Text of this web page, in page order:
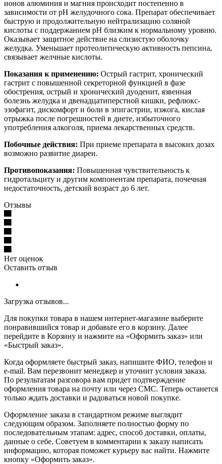
ионов алюминия и магния происходит постепенно в
зависимости от pH желудочного сока. Препарат обеспечивает
быструю и продолжительную нейтрализацию соляной
кислоты с поддержанием pH близким к нормальному уровню.
Оказывает защитное действие на слизистую оболочку
желудка. Уменьшает протеолитическую активность пепсина,
связывает желчные кислоты.
Показания к применению: Острый гастрит, хронический
гастрит с повышенной секреторной функцией в фазе
обострения, острый и хронический дуоденит, язвенная
болезнь желудка и двенадцатиперстной кишки, рефлюкс-
эзофагит, дискомфорт и боли в эпигастрии, изжога, кислая
отрыжка после погрешностей в диете, избыточного
употребления алкоголя, приема лекарственных средств.
Побочные действия: При приеме препарата в высоких дозах
возможно развитие диареи.
Противопоказания: Повышенная чувствительность к
гидротальциту и другим компонентам препарата, почечная
недостаточность, детский возраст до 6 лет.
Отзывы
Нет оценок
Оставить отзыв
Загрузка отзывов...
Для покупки товара в нашем интернет-магазине выберите
понравившийся товар и добавьте его в корзину. Далее
перейдите в Корзину и нажмите на «Оформить заказ» или
«Быстрый заказ».
Когда оформляете быстрый заказ, напишите ФИО, телефон и
e-mail. Вам перезвонит менеджер и уточнит условия заказа.
По результатам разговора вам придет подтверждение
оформления товара на почту или через СМС. Теперь останется
только ждать доставки и радоваться новой покупке.
Оформление заказа в стандартном режиме выглядит
следующим образом. Заполняете полностью форму по
последовательным этапам: адрес, способ доставки, оплаты,
данные о себе. Советуем в комментарии к заказу написать
информацию, которая поможет курьеру вас найти. Нажмите
кнопку «Оформить заказ».